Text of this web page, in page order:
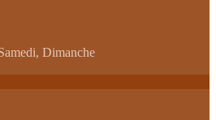
Dimanche